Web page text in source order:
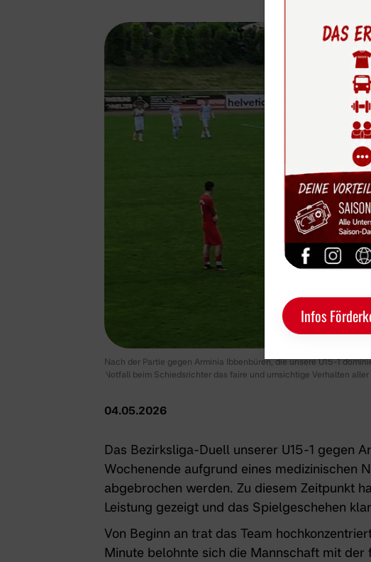
Nach der Partie gegen Arminia Ibbenbüren, die unsere U15-1
Notfall beim Schiedsrichter das faire und umsichtige Verhalten aller
04.05.2026
Das Bezirksliga-Duell unserer U15-1 gegen
Wochenende aufgrund eines medizinischen
abgebrochen werden. Zu diesem Zeitpunkt
Leistung gezeigt und das Spielgeschehen
Von Beginn an trat das Team
Minute belohnte sich die Mannschaft mit der
Infos